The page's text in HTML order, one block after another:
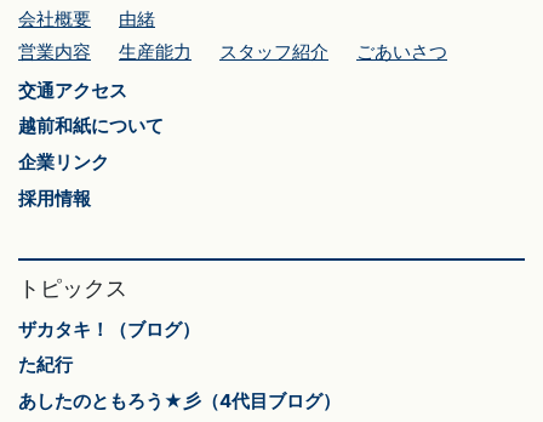
会社概要
由緒
営業内容
生産能力 スタッフ紹介
ごあいさつ
交通アクセス
越前和紙について
企業リンク
採用情報
トピックス
ザカタキ！（ブログ）
た紀行
あしたのともろう★彡（4代目ブログ）